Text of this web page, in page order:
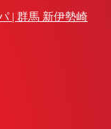
| 群馬 新伊勢崎